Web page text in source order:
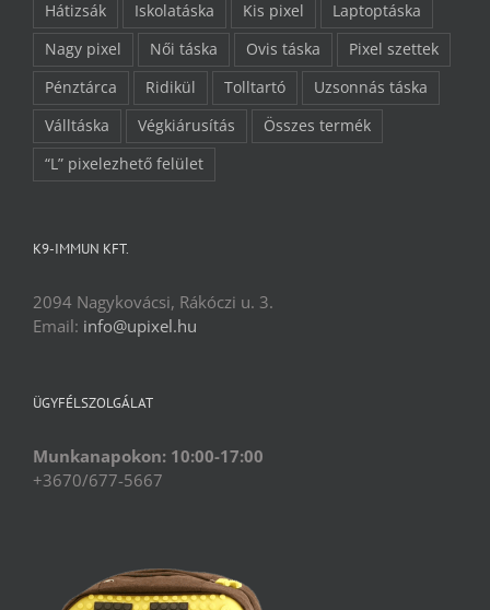
Hátizsák
Iskolatáska Kis pixel
Laptoptáska
Nagy pixel
Női táska Ovis táska
Pixel szettek
Pénztárca
Ridikül Tolltartó
Uzsonnás táska
Válltáska
Végkiárusítás
Összes termék
“L” pixelezhető felület
K9-IMMUN KFT.
2094 Nagykovácsi, Rákóczi u. 3.
Email: info@upixel.hu
ÜGYFÉLSZOLGÁLAT
Munkanapokon: 10:00-17:00
+3670/677-5667